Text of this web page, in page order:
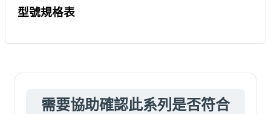
型號規格表
需要協助確認此系列是否符合